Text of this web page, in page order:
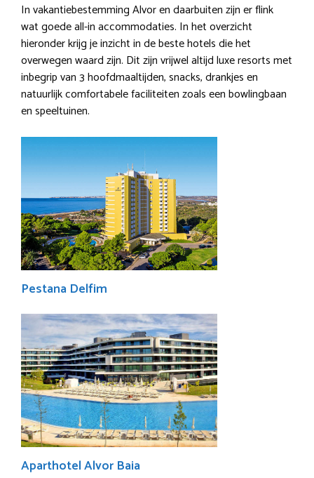
In vakantiebestemming Alvor en daarbuiten zijn er flink
wat goede all-in accommodaties. In het overzicht
hieronder krijg je inzicht in de beste hotels die het
overwegen waard zijn. Dit zijn vrijwel altijd luxe resorts met
inbegrip van 3 hoofdmaaltijden, snacks, drankjes en
natuurlijk comfortabele faciliteiten zoals een bowlingbaan
en speeltuinen.
Pestana Delfim
Aparthotel Alvor Baia